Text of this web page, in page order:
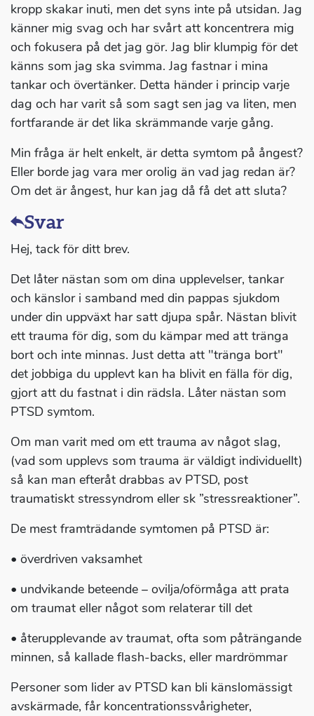
kropp skakar inuti, men det syns inte på utsidan. Jag
känner mig svag och har svårt att koncentrera mig
och fokusera på det jag gör. Jag blir klumpig för det
känns som jag ska svimma. Jag fastnar i mina
tankar och övertänker. Detta händer i princip varje
dag och har varit så som sagt sen jag va liten, men
fortfarande är det lika skrämmande varje gång.
Min fråga är helt enkelt, är detta symtom på ångest?
Eller borde jag vara mer orolig än vad jag redan är?
Om det är ångest, hur kan jag då få det att sluta?
Svar
Hej, tack för ditt brev.
Det låter nästan som om dina upplevelser, tankar
och känslor i samband med din pappas sjukdom
under din uppväxt har satt djupa spår. Nästan blivit
ett trauma för dig, som du kämpar med att tränga
bort och inte minnas. Just detta att "tränga bort"
det jobbiga du upplevt kan ha blivit en fälla för dig,
gjort att du fastnat i din rädsla. Låter nästan som
PTSD symtom.
Om man varit med om ett trauma av något slag,
(vad som upplevs som trauma är väldigt individuellt)
så kan man efteråt drabbas av PTSD, post
traumatiskt stressyndrom eller sk ”stressreaktioner”.
De mest framträdande symtomen på PTSD är:
• överdriven vaksamhet
• undvikande beteende – ovilja/oförmåga att prata
om traumat eller något som relaterar till det
• återupplevande av traumat, ofta som påträngande
minnen, så kallade flash-backs, eller mardrömmar
Personer som lider av PTSD kan bli känslomässigt
avskärmade, får koncentrationssvårigheter,